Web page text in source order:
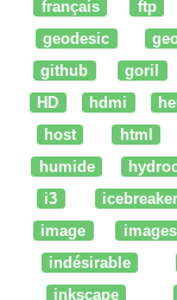
français
ftp
geodesic
github
goril
HD
hdmi
host
html
humide
i3
icebreaker
image
images
indésirable
inkscape